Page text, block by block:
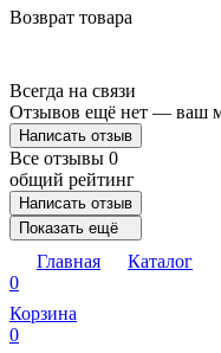
Возврат товара
Всегда на связи
Отзывов ещё нет — ваш
Написать отзыв
Все отзывы 0
общий рейтинг
Написать отзыв
Показать ещё
Главная
Каталог
0
Корзина
0